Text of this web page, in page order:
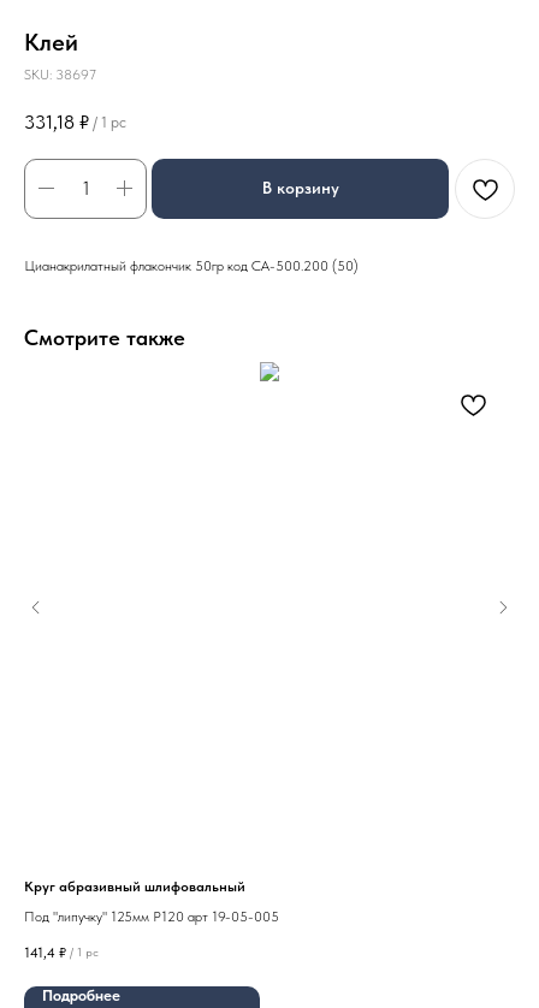
Клей
SKU: 38697
331,18 ₽ / 1 pc
В корзину
Цианакрилатный флакончик 50гр код CA-500.200 (50)
Смотрите также
Круг абразивный шлифовальный
Под "липучку" 125мм P120 арт 19-05-005
141,4 ₽ / 1 pc
Подробнее